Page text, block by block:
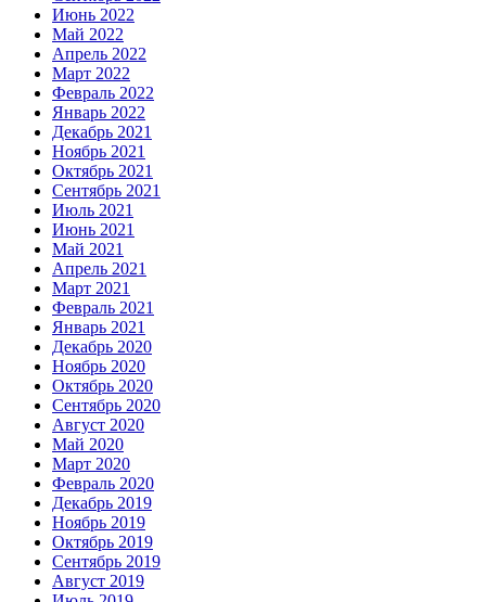
Июнь 2022
Май 2022
Апрель 2022
Март 2022
Февраль 2022
Январь 2022
Декабрь 2021
Ноябрь 2021
Октябрь 2021
Сентябрь 2021
Июль 2021
Июнь 2021
Май 2021
Апрель 2021
Март 2021
Февраль 2021
Январь 2021
Декабрь 2020
Ноябрь 2020
Октябрь 2020
Сентябрь 2020
Август 2020
Май 2020
Март 2020
Февраль 2020
Декабрь 2019
Ноябрь 2019
Октябрь 2019
Сентябрь 2019
Август 2019